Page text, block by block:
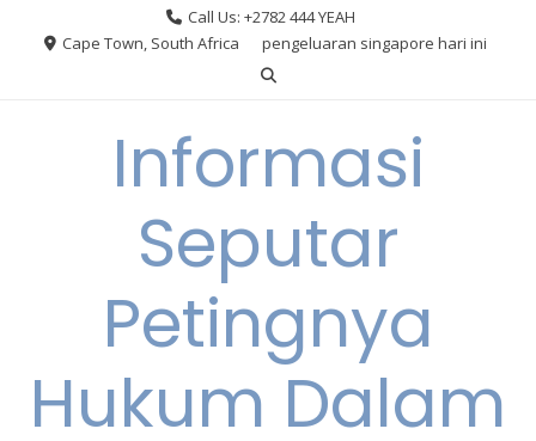
Call Us: +2782 444 YEAH
Cape Town, South Africa
pengeluaran singapore hari ini
Informasi
Seputar
Petingnya
Hukum Dalam